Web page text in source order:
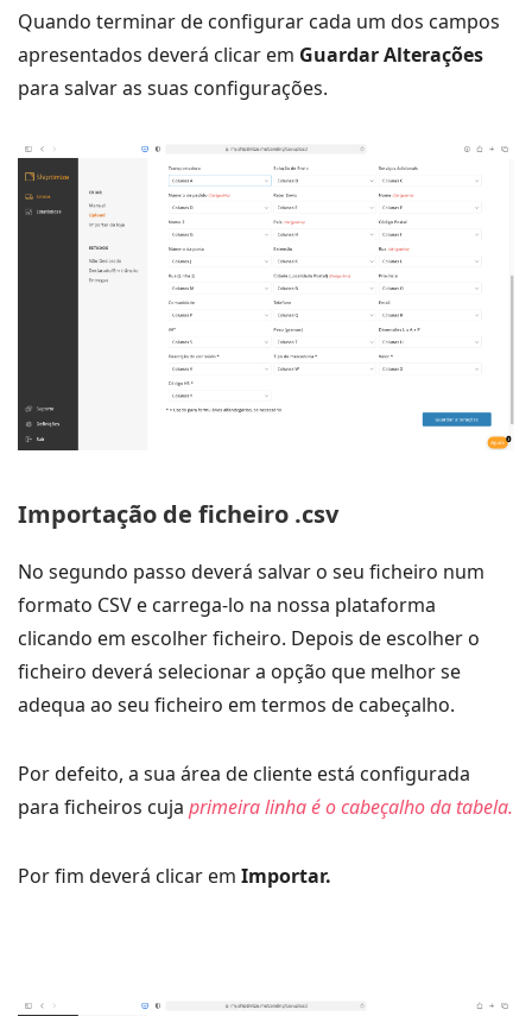
Quando terminar de configurar cada um dos campos
apresentados deverá clicar em Guardar Alterações
para salvar as suas configurações.
Importação de ficheiro .csv
No segundo passo deverá salvar o seu ficheiro num
formato CSV e carrega-lo na nossa plataforma
clicando em escolher ficheiro. Depois de escolher o
ficheiro deverá selecionar a opção que melhor se
adequa ao seu ficheiro em termos de cabeçalho.
Por defeito, a sua área de cliente está configurada
para ficheiros cuja primeira linha é o cabeçalho da tabela.
Por fim deverá clicar em Importar.